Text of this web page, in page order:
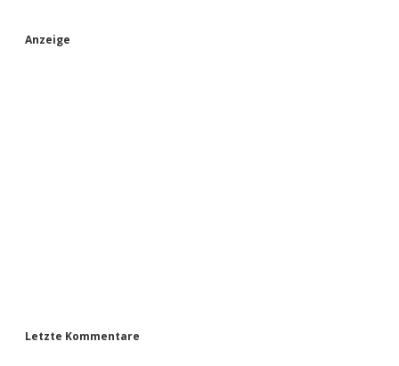
S
Anzeige
Letzte Kommentare